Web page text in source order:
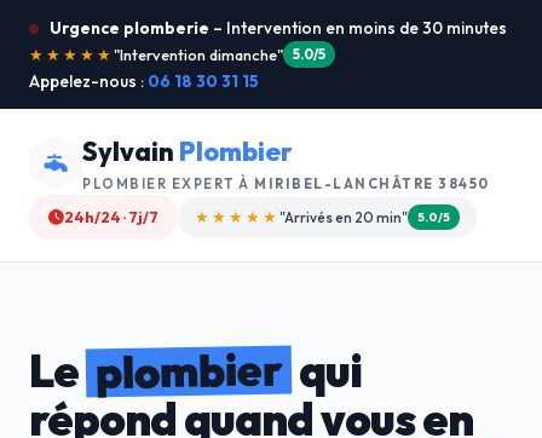
Urgence plomberie – Intervention en moins de 30 minutes
★★★★★"Je recommande !" 4.9/5
Appelez-nous : 06 18 30 31 15
Sylvain Plombier
PLOMBIER EXPERT À MIRIBEL-LANCHÂTRE 38450
24h/24 · 7j/7 ★★★★☆ "Devis gratuit" 4.8/5
Leplombierqui
répond quand vous en